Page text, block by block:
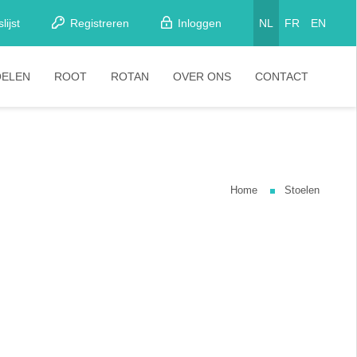
Registreren Inloggen NL FR EN
ROOT ROTAN OVER ONS CONTACT
Home Stoelen